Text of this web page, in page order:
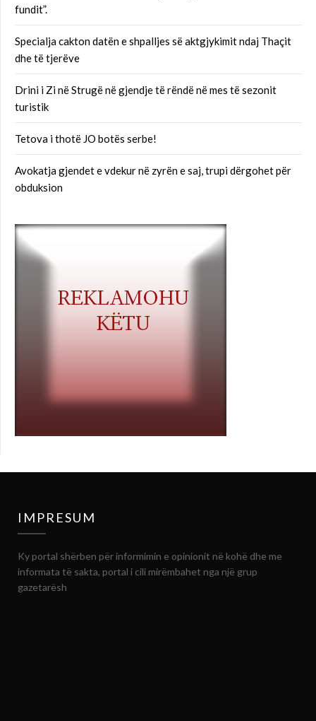
fundit”.
Specialja cakton datën e shpalljes së aktgjykimit ndaj Thaçit
dhe të tjerëve
Drini i Zi në Strugë në gjendje të rëndë në mes të sezonit
turistik
Tetova i thotë JO botës serbe!
Avokatja gjendet e vdekur në zyrën e saj, trupi dërgohet për
obduksion
IMPRESUM
Ky portal shërben për informimin e opinionit në kohë dhe me
informata të sakta, portal i cili mirëmbahet nga një grup
gazetarësh